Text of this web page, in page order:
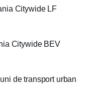
Citywide LF
Citywide BEV
de transport urban